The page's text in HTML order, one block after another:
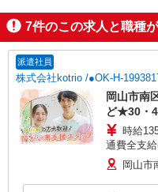
7件のこの求人と職種
派遣社員
株式会社kotrio /●OK-H-
岡山市南
ど★30・
時給
通費全支
岡山